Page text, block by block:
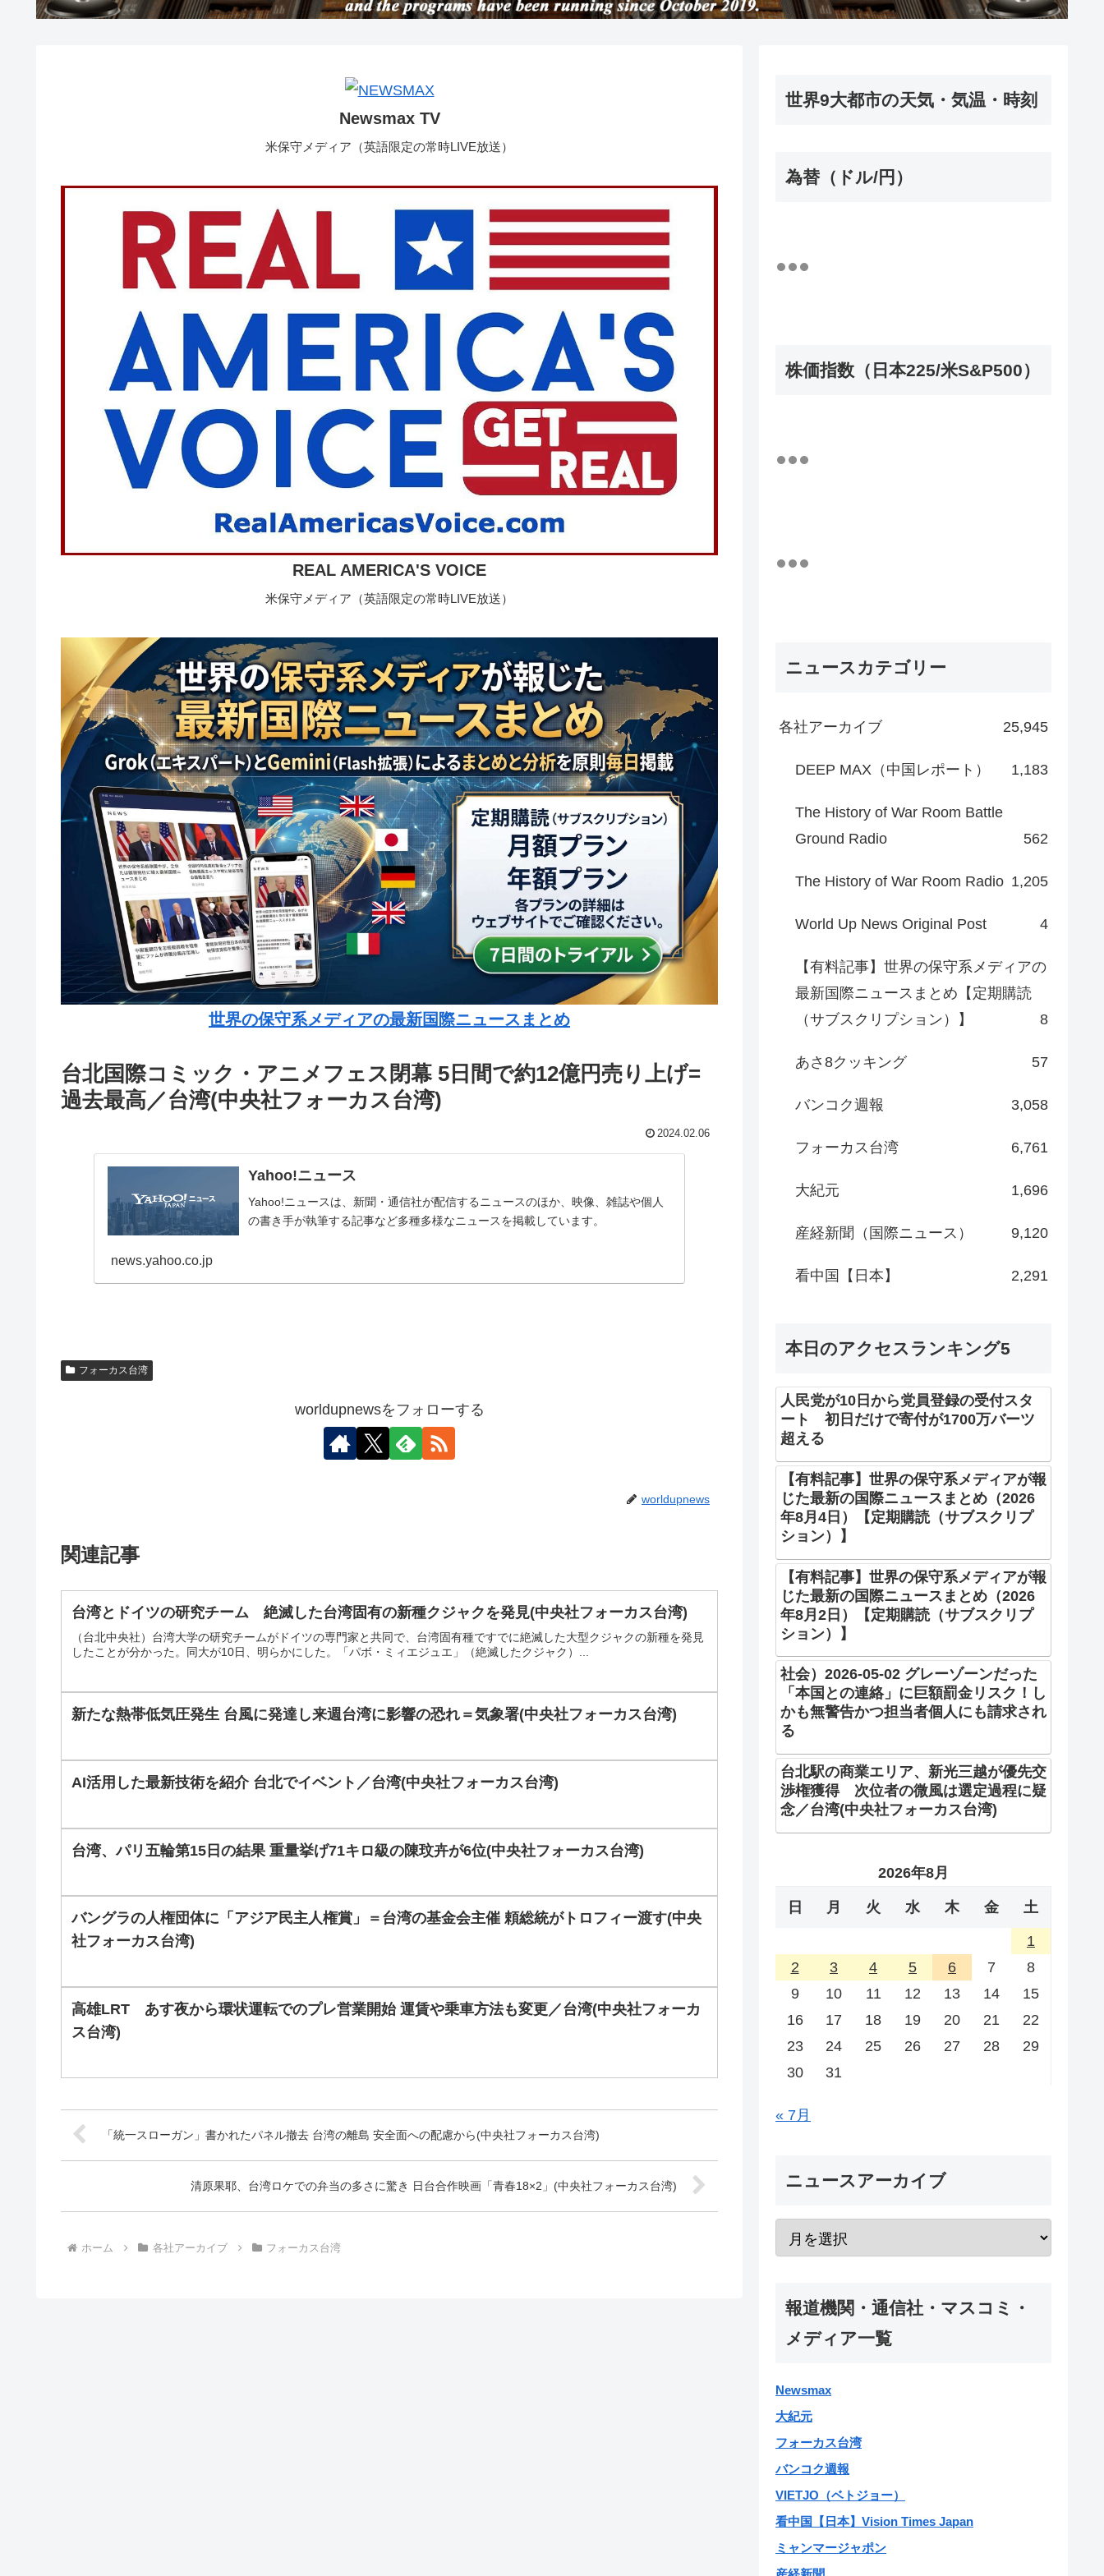
Newsmax TV
米保守メディア（英語限定の常時LIVE放送）
REAL AMERICA'S VOICE
米保守メディア（英語限定の常時LIVE放送）
世界の保守系メディアの最新国際ニュースまとめ
台北国際コミック・アニメフェス閉幕 5日間で約12億円売り上げ=
過去最高／台湾(中央社フォーカス台湾)
2024.02.06
Yahoo!ニュース
Yahoo!ニュースは、新聞・通信社が配信するニュースのほか、映像、雑誌や個人
の書き手が執筆する記事など多種多様なニュースを掲載しています。
news.yahoo.co.jp
フォーカス台湾
worldupnewsをフォローする
worldupnews
関連記事
台湾とドイツの研究チーム 絶滅した台湾固有の新種クジャクを発見(中央社フォーカス台湾)
（台北中央社）台湾大学の研究チームがドイツの専門家と共同で、台湾固有種ですでに絶滅した大型クジャクの新種を発見
したことが分かった。同大が10日、明らかにした。「パボ・ミィエジュエ」（絶滅したクジャク）...
新たな熱帯低気圧発生 台風に発達し来週台湾に影響の恐れ＝気象署(中央社フォーカス台湾)
AI活用した最新技術を紹介 台北でイベント／台湾(中央社フォーカス台湾)
台湾、パリ五輪第15日の結果 重量挙げ71キロ級の陳玟卉が6位(中央社フォーカス台湾)
バングラの人権団体に「アジア民主人権賞」＝台湾の基金会主催 頼総統がトロフィー渡す(中央
社フォーカス台湾)
高雄LRT あす夜から環状運転でのプレ営業開始 運賃や乗車方法も変更／台湾(中央社フォーカ
ス台湾)
「統一スローガン」書かれたパネル撤去 台湾の離島 安全面への配慮から(中央社フォーカス台湾)
清原果耶、台湾ロケでの弁当の多さに驚き 日台合作映画「青春18×2」(中央社フォーカス台湾)
ホーム 各社アーカイブ フォーカス台湾
世界9大都市の天気・気温・時刻
為替（ドル/円）
株価指数（日本225/米S&P500）
ニュースカテゴリー
各社アーカイブ 25,945
DEEP MAX（中国レポート） 1,183
The History of War Room Battle
Ground Radio
562
The History of War Room Radio 1,205
World Up News Original Post 4
【有料記事】世界の保守系メディアの
最新国際ニュースまとめ【定期購読
（サブスクリプション）】
8
あさ8クッキング 57
バンコク週報 3,058
フォーカス台湾 6,761
大紀元 1,696
産経新聞（国際ニュース） 9,120
看中国【日本】 2,291
本日のアクセスランキング5
人民党が10日から党員登録の受付スタ
ート 初日だけで寄付が1700万バーツ
超える
【有料記事】世界の保守系メディアが報
じた最新の国際ニュースまとめ（2026
年8月4日）【定期購読（サブスクリプ
ション）】
【有料記事】世界の保守系メディアが報
じた最新の国際ニュースまとめ（2026
年8月2日）【定期購読（サブスクリプ
ション）】
社会）2026-05-02 グレーゾーンだった
「本国との連絡」に巨額罰金リスク！し
かも無警告かつ担当者個人にも請求され
る
台北駅の商業エリア、新光三越が優先交
渉権獲得 次位者の微風は選定過程に疑
念／台湾(中央社フォーカス台湾)
2026年8月
日 月 火 水 木 金 土
1
2
3 4 5 6 7
8
9
10 11 12 13 14
15
16
17 18 19 20 21
22
23
24 25 26 27 28
29
30
31
« 7月
ニュースアーカイブ
報道機関・通信社・マスコミ・
メディア一覧
Newsmax
大紀元
フォーカス台湾
バンコク週報
VIETJO（ベトジョー）
看中国【日本】Vision Times Japan
ミャンマージャポン